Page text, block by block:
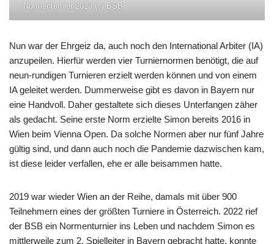
Normenturnier 2023 (c) BSB
Nun war der Ehrgeiz da, auch noch den International Arbiter (IA)
anzupeilen. Hierfür werden vier Turniernormen benötigt, die auf
neun-rundigen Turnieren erzielt werden können und von einem
IA geleitet werden. Dummerweise gibt es davon in Bayern nur
eine Handvoll. Daher gestaltete sich dieses Unterfangen zäher
als gedacht. Seine erste Norm erzielte Simon bereits 2016 in
Wien beim Vienna Open. Da solche Normen aber nur fünf Jahre
gültig sind, und dann auch noch die Pandemie dazwischen kam,
ist diese leider verfallen, ehe er alle beisammen hatte.
2019 war wieder Wien an der Reihe, damals mit über 900
Teilnehmern eines der größten Turniere in Österreich. 2022 rief
der BSB ein Normenturnier ins Leben und nachdem Simon es
mittlerweile zum 2. Spielleiter in Bayern gebracht hatte, konnte